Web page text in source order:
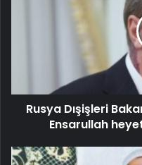
Rusya Dışişleri
Ensarullah